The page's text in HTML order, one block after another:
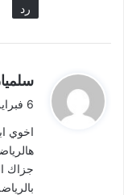
رد
ي
ق
ل
6 فبراير, 2013 الساعة 9:00 م
اخوي
جزاك